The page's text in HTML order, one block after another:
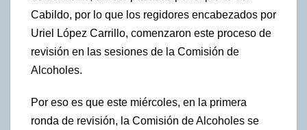
Cabildo, por lo que los regidores encabezados por
Uriel López Carrillo, comenzaron este proceso de
revisión en las sesiones de la Comisión de
Alcoholes.
Por eso es que este miércoles, en la primera
ronda de revisión, la Comisión de Alcoholes se